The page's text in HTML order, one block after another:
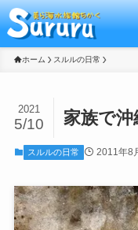
ホーム スルルの日常
家族で沖
2021
5/10
スルルの日常 2011年8